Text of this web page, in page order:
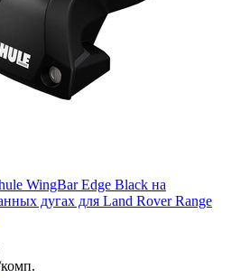
WingBar Edge Black на
дугах для Land Rover Range